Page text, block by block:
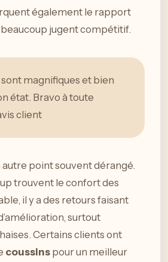
également le rapport
jugent compétitif.
sont magnifiques et bien
état. Bravo à toute
client
point souvent dérangé.
trouvent le confort des
il y a des retours faisant
surtout
Certains clients ont
coussins pour un meilleur